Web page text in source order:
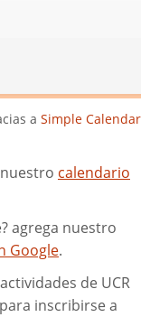
a Simple Calendar
calendario
agrega nuestro
Google.
de UCR
inscribirse a